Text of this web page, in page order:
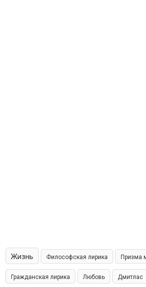
Жизнь Философская лирика Призма
Гражданская лирика Любовь Дмитлас